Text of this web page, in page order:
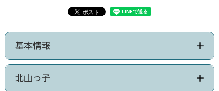
基本情報
北山っ子